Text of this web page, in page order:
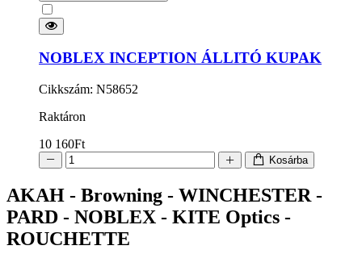
NOBLEX INCEPTION ÁLLITÓ KUPAK
Cikkszám: N58652
Raktáron
10 160Ft
Kosárba
AKAH - Browning - WINCHESTER -
PARD - NOBLEX - KITE Optics -
ROUCHETTE